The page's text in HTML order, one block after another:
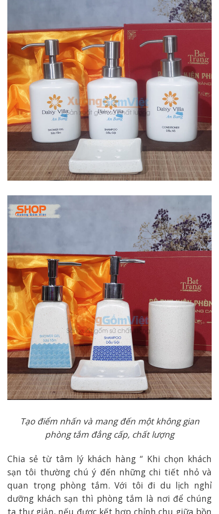
Tạo điểm nhấn và mang đến một không gian
phòng tắm đẳng cấp, chất lượng
Chia sẻ từ tâm lý khách hàng “ Khi chọn khách
sạn tôi thường chú ý đến những chi tiết nhỏ và
quan trọng phòng tắm. Với tôi đi du lịch nghỉ
dưỡng khách sạn thì phòng tắm là nơi để chúng
ta thư giản, nếu được kết hợp chỉnh chu giữa bồn